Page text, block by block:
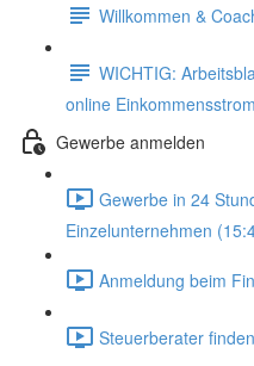
Willkommen &
WICHTIG:
online
Gewerbe anmelden
Gewerbe in 24
Einzelunternehmen
Anmeldung beim
Steuerberater